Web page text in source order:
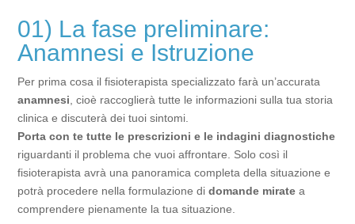
01) La fase preliminare:
Anamnesi e Istruzione
Per prima cosa il fisioterapista specializzato farà un’accurata
anamnesi , cioè raccoglierà tutte le informazioni sulla tua storia
clinica e discuterà dei tuoi sintomi.
Porta con te tutte le prescrizioni e le indagini diagnostiche
riguardanti il problema che vuoi affrontare. Solo così il
fisioterapista avrà una panoramica completa della situazione e
potrà procedere nella formulazione didomande mirate a
comprendere pienamente la tua situazione.